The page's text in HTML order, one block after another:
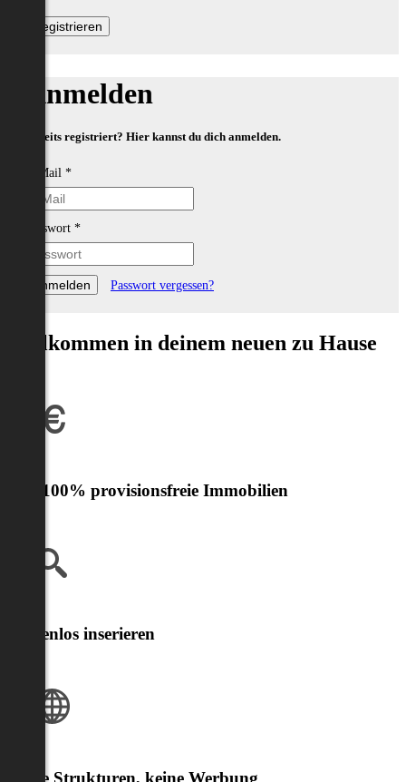
Anmelden
Bereits registriert? Hier kannst du dich anmelden.
E-Mail *
Passwort *
Passwort vergessen?
Willkommen in deinem neuen zu Hause
Nur 100% provisionsfreie Immobilien
Kostenlos inserieren
Klare Strukturen, keine Werbung